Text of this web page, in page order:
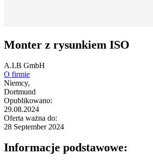
Monter z rysunkiem ISO
A.I.B GmbH
O firmie
Niemcy,
Dortmund
Opublikowano:
29.08.2024
Oferta ważna do:
28 September 2024
Informacje podstawowe: